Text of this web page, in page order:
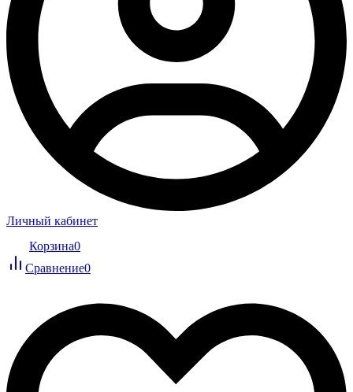
Личный кабинет
Корзина0
Сравнение0